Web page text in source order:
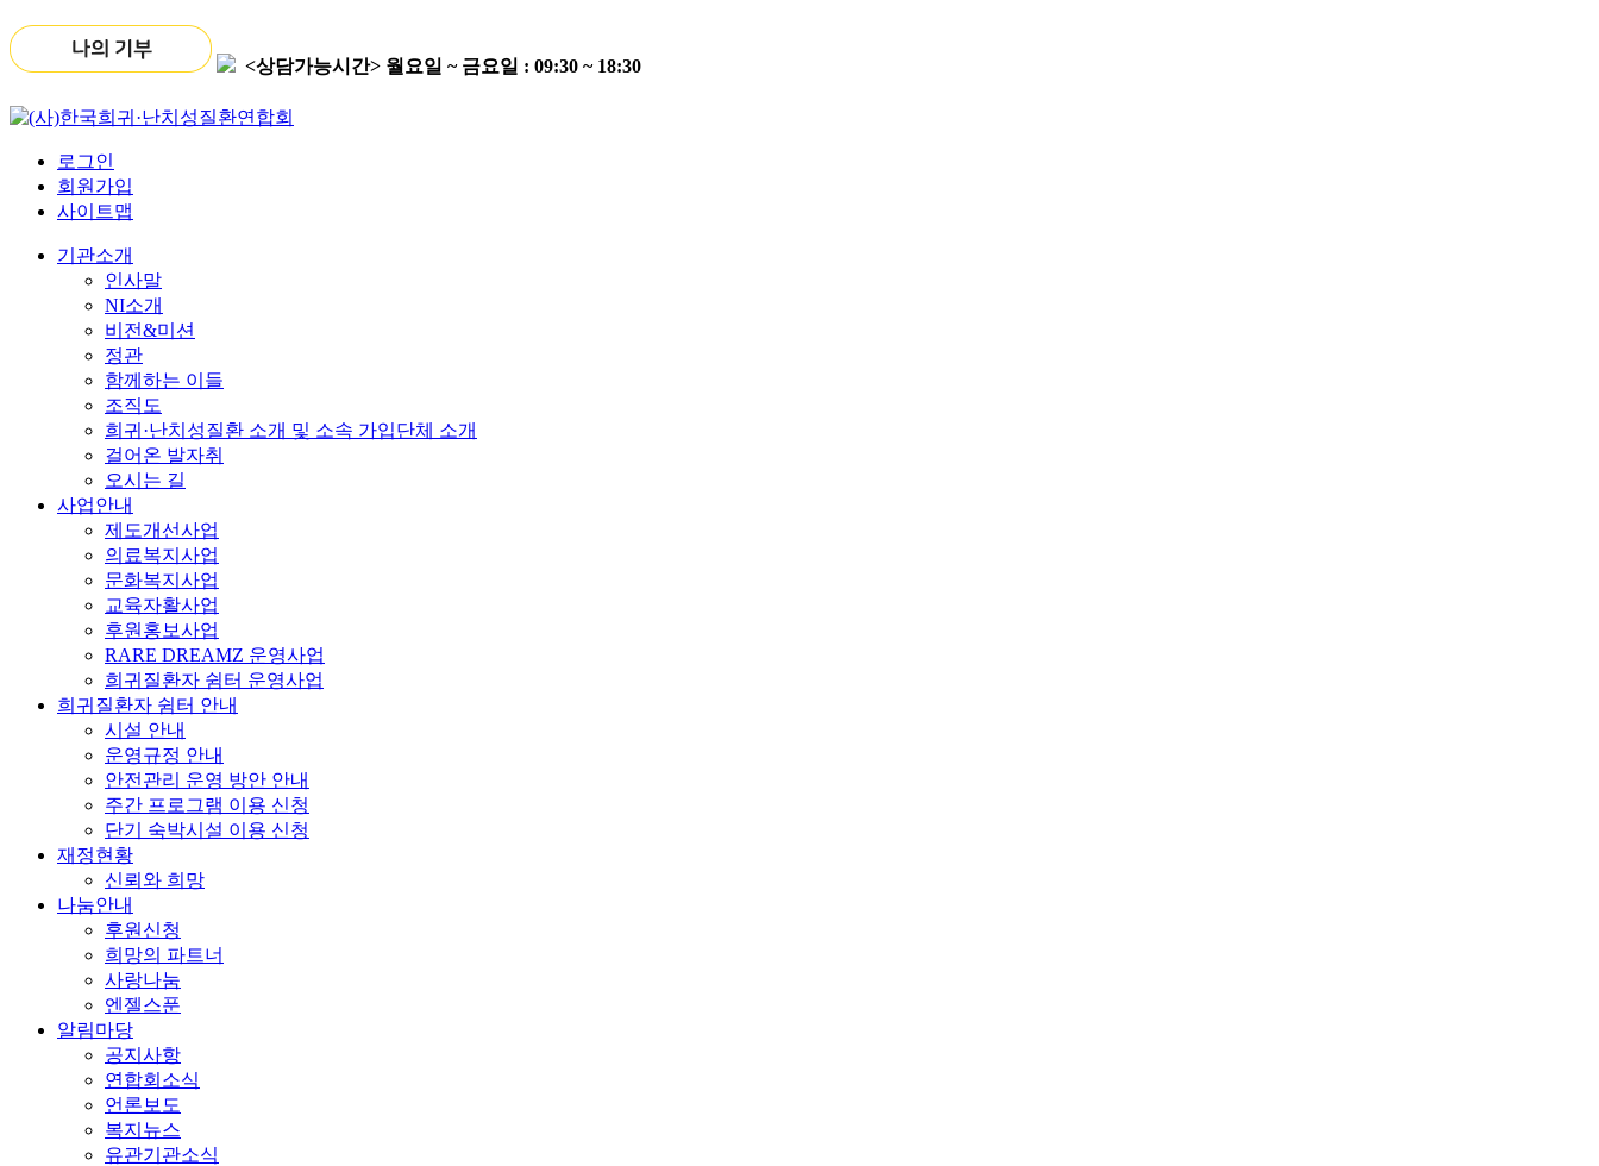
<상담가능시간> 월요일 ~ 금요일 : 09:30 ~ 18:30
로그인
회원가입
사이트맵
기관소개
인사말
NI소개
비전&미션
정관
함께하는 이들
조직도
희귀·난치성질환 소개 및 소속 가입단체 소개
걸어온 발자취
오시는 길
사업안내
제도개선사업
의료복지사업
문화복지사업
교육자활사업
후원홍보사업
RARE DREAMZ 운영사업
희귀질환자 쉼터 운영사업
희귀질환자 쉼터 안내
시설 안내
운영규정 안내
안전관리 운영 방안 안내
주간 프로그램 이용 신청
단기 숙박시설 이용 신청
재정현황
신뢰와 희망
나눔안내
후원신청
희망의 파트너
사랑나눔
엔젤스푼
알림마당
공지사항
연합회소식
언론보도
복지뉴스
유관기관소식